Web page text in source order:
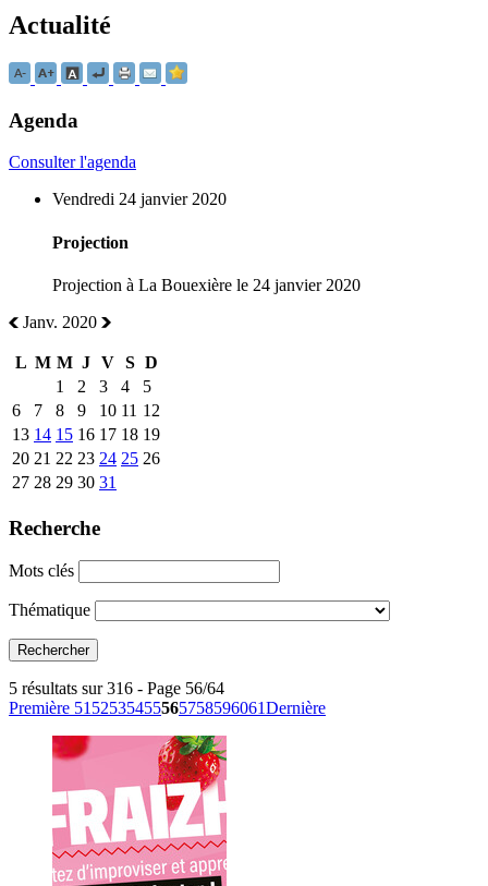
Actualité
Agenda
Consulter l'agenda
Vendredi 24 janvier 2020
Projection
Projection à La Bouexière le 24 janvier 2020
Janv. 2020
L M M J V S D
1
2 3 4
5
6
7 8 9 10 11 12
13 14 15 16 17 18 19
20 21 22 23 24 25 26
27 28 29 30 31
Recherche
Mots clés
Thématique
5 résultats sur 316 - Page 56/64
Première 51 52535455565758596061Dernière